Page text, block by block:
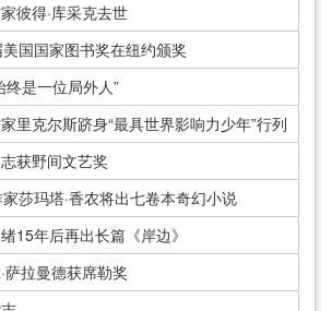
彼得·库采克去世
国国家图书奖在纽约颁奖
终是一位局外人”
里克尔斯跻身“最具世界影响力少年”行列
获野间文艺奖
莎玛塔·香农将出七卷本奇幻小说
15年后再出长篇《岸边》
萨拉曼德获席勒奖